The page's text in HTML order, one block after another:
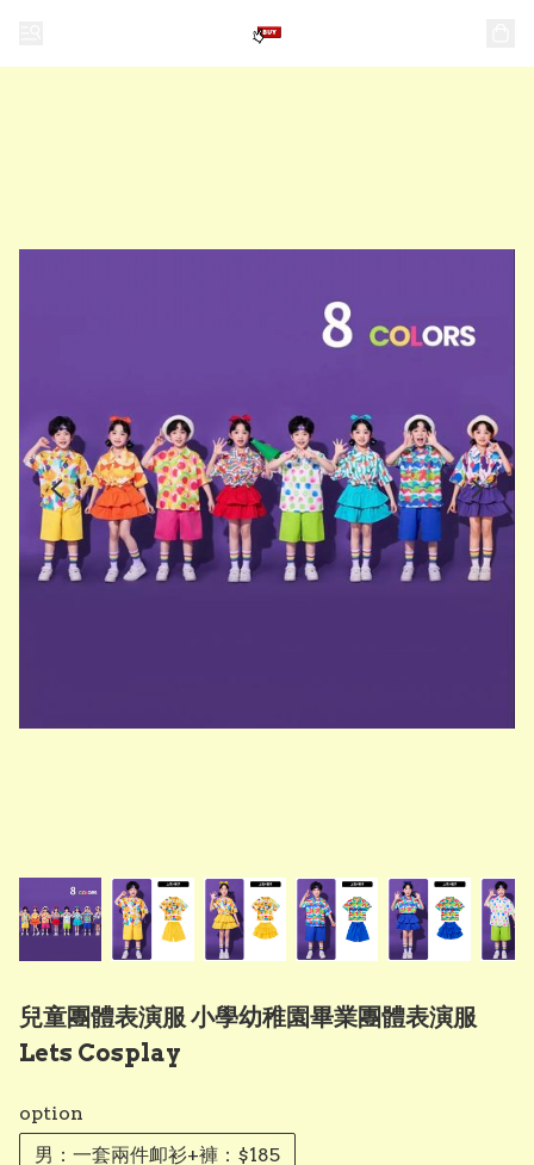
兒童團體表演服 小學幼稚園畢業團體表演服
Lets Cosplay
option
男：一套兩件卹衫+褲：$185